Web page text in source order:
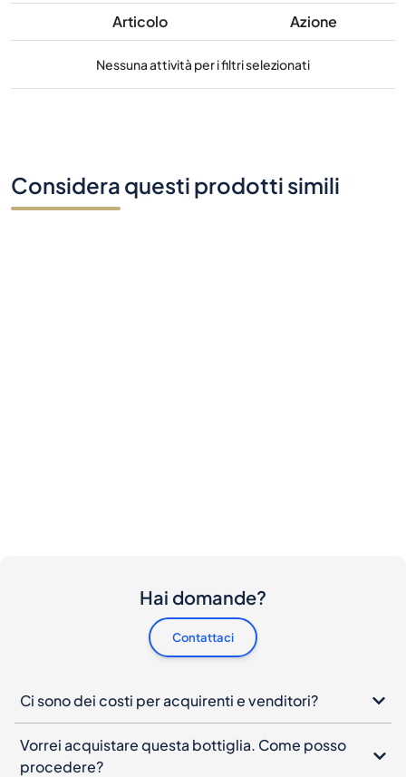
Articolo Azione
Nessuna attività per i filtri selezionati
Considera questi prodotti simili
Hai domande?
Contattaci
Ci sono dei costi per acquirenti e venditori?
Vorrei acquistare questa bottiglia. Come posso
procedere?